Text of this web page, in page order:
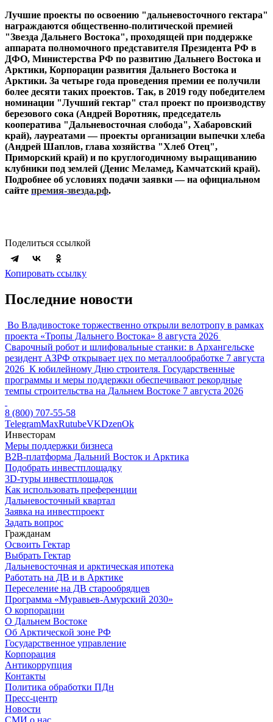
Лучшие проекты по освоению "дальневосточного гектара"
награждаются общественно-политической премией
"Звезда Дальнего Востока", проходящей при поддержке
аппарата полномочного представителя Президента РФ в
ДФО, Министерства РФ по развитию Дальнего Востока и
Арктики, Корпорации развития Дальнего Востока и
Арктики. За четыре года проведения премии ее получили
более десяти таких проектов. Так, в 2019 году победителем
номинации "Лучший гектар" стал проект по производству
березового сока (Андрей Воротняк, председатель
кооператива "Дальневосточная слобода", Хабаровский
край), лауреатами — проекты организации выпечки хлеба
(Андрей Шаплов, глава хозяйства "Хлеб Отец",
Приморский край) и по круглогодичному выращиванию
клубники под землей (Денис Меламед, Камчатский край).
Подробнее об условиях подачи заявки — на официальном
сайте премия-звезда.рф.
Поделиться ссылкой
Копировать ссылку
Последние новости
Во Владивостоке торжественно открыли велотропу в рамках
проекта «Тропы Дальнего Востока» 8 августа 2026
Сварочный робот и шлифовальные станки: в Архангельске
резидент АЗРФ открывает цех по металлообработке 7 августа
2026 К юбилейному Дню строителя. Государственные
программы и меры поддержки обеспечивают рекордные
темпы строительства на Дальнем Востоке 7 августа 2026
8 (800) 707-55-58
TelegramMaxRutubeVKDzenOk
Инвесторам
Меры поддержки бизнеса
B2B-платформа Дальний Восток и Арктика
Подобрать инвестплощадку
3D-туры инвестплощадок
Как использовать преференции
Дальневосточный квартал
Заявка на инвестпроект
Задать вопрос
Гражданам
Освоить Гектар
Выбрать Гектар
Дальневосточная и арктическая ипотека
Работать на ДВ и в Арктике
Переселение на ДВ старообрядцев
Программа «Муравьев-Амурский 2030»
О корпорации
О Дальнем Востоке
Об Арктической зоне РФ
Государственное управление
Корпорация
Антикоррупция
Контакты
Политика обработки ПДн
Пресс-центр
Новости
СМИ о нас